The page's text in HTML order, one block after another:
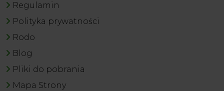
Regulamin
Polityka prywatności
Rodo
Blog
Pliki do pobrania
Mapa Strony